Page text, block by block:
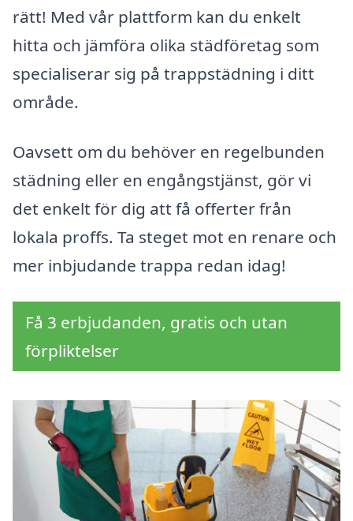
rätt! Med vår plattform kan du enkelt
hitta och jämföra olika städföretag som
specialiserar sig på trappstädning i ditt
område.
Oavsett om du behöver en regelbunden
städning eller en engångstjänst, gör vi
det enkelt för dig att få offerter från
lokala proffs. Ta steget mot en renare och
mer inbjudande trappa redan idag!
Få 3 erbjudanden, gratis och utan
förpliktelser